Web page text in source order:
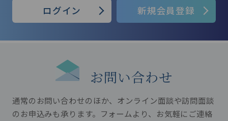
ログイン 新規会員登録
お問い合わせ
通常のお問い合わせのほか、オンライン面談や訪問面談
のお申込みも承ります。 フォームより、お気軽にご連絡